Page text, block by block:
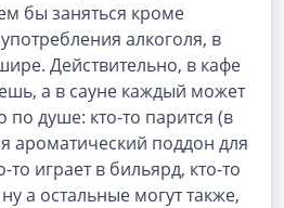
бы заняться кроме
алкоголя, в
Действительно, в кафе
а в сауне каждый может
по душе: кто-то парится (в
ароматический поддон для
то играет в бильярд, кто-то
а остальные могут также,